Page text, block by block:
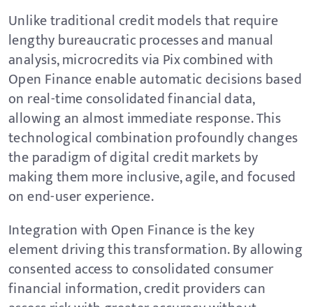
Unlike traditional credit models that require
lengthy bureaucratic processes and manual
analysis, microcredits via Pix combined with
Open Finance enable automatic decisions based
on real-time consolidated financial data,
allowing an almost immediate response. This
technological combination profoundly changes
the paradigm of digital credit markets by
making them more inclusive, agile, and focused
on end-user experience.
Integration with Open Finance is the key
element driving this transformation. By allowing
consented access to consolidated consumer
financial information, credit providers can